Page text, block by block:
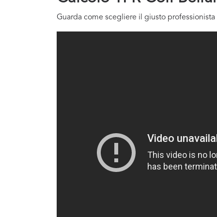
Guarda come scegliere il giusto professionista